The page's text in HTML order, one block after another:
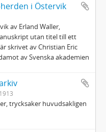
i Östervik
av Erland Waller,
utan titel till ett
skrivet av Christian Eric
av Svenska akademien
trycksaker huvudsakligen